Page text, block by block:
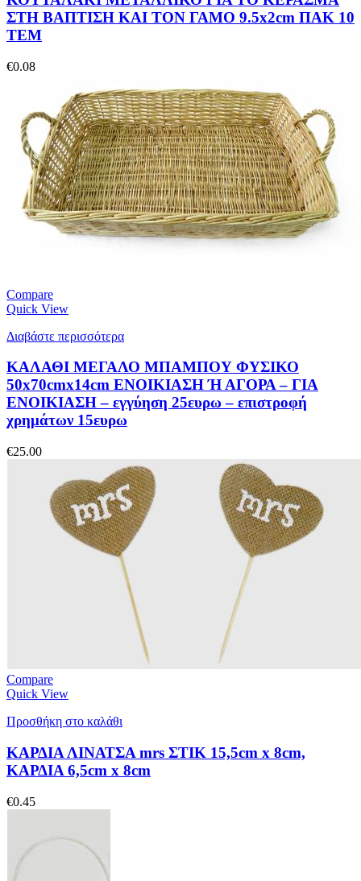
ΣΤΗ ΒΑΠΤΙΣΗ ΚΑΙ ΤΟΝ ΓΑΜΟ 9.5x2cm ΠΑΚ 10
ΤΕΜ
€0.08
Compare
Quick View
Διαβάστε περισσότερα
ΚΑΛΑΘΙ ΜΕΓΑΛΟ ΜΠΑΜΠΟΥ ΦΥΣΙΚΟ
50x70cmx14cm ΕΝΟΙΚΙΑΣΗ Ή ΑΓΟΡΑ – ΓΙΑ
ΕΝΟΙΚΙΑΣΗ – εγγύηση 25ευρω – επιστροφή
χρημάτων 15ευρω
€25.00
Compare
Quick View
Προσθήκη στο καλάθι
ΚΑΡΔΙΑ ΛΙΝΑΤΣΑ mrs ΣΤΙΚ 15,5cm x 8cm,
ΚΑΡΔΙΑ 6,5cm x 8cm
€0.45